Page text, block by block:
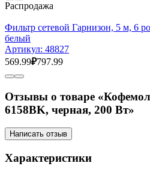
Распродажа
Фильтр сетевой Гарнизон, 5 м, 6
белый
Артикул: 48827
569.99₽797.99
Отзывы о товаре
6158BK, черная, 200 Вт»
Написать отзыв
Характеристики